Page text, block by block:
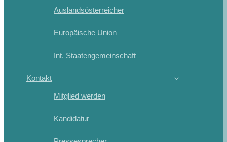
Auslandsösterreicher
Europäische Union
Int. Staatengemeinschaft
Kontakt
Mitglied werden
Kandidatur